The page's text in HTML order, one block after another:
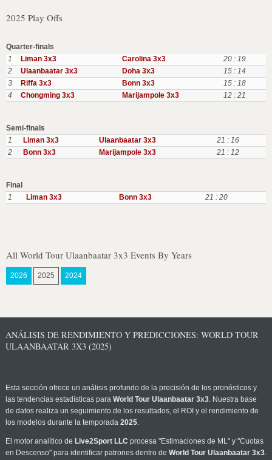
2025 Play Offs
Quarter-finals
1
Liman 3x3 Carolina 3x3
20 : 19
2
Ulaanbaatar 3x3 Doha 3x3
15 : 14
3
Riffa 3x3 Bonn 3x3
15 : 18
4
Chongming 3x3 Marijampole 3x3 12 : 21
Semi-finals
1
Liman 3x3 Ulaanbaatar 3x3
21 : 16
2
Bonn 3x3 Marijampole 3x3 21 : 12
Final
1
Liman 3x3 Bonn 3x3 21 : 20
All World Tour Ulaanbaatar 3x3 Events By Years
2026 2025 2024
ANÁLISIS DE RENDIMIENTO Y PREDICCIONES: WORLD TOUR
ULAANBAATAR 3X3 (2025)
Esta sección ofrece un análisis profundo de la precisión de los pronósticos y
las tendencias estadísticas para World Tour Ulaanbaatar 3x3. Nuestra base
de datos realiza un seguimiento de los resultados, el ROI y el rendimiento de
los modelos durante la temporada 2025.
El motor analítico de Live2Sport LLC procesa "Estimaciones de ML" y "Cuotas
en Descenso" para identificar patrones dentro de World Tour Ulaanbaatar 3x3.